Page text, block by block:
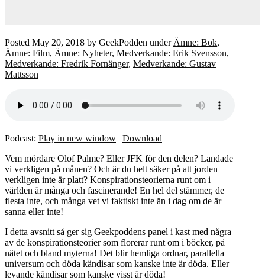
Posted May 20, 2018 by GeekPodden under Ämne: Bok,
Ämne: Film, Ämne: Nyheter, Medverkande: Erik Svensson,
Medverkande: Fredrik Fornänger, Medverkande: Gustav
Mattsson
Podcast: Play in new window | Download
Vem mördare Olof Palme? Eller JFK för den delen? Landade
vi verkligen på månen? Och är du helt säker på att jorden
verkligen inte är platt? Konspirationsteorierna runt om i
världen är många och fascinerande! En hel del stämmer, de
flesta inte, och många vet vi faktiskt inte än i dag om de är
sanna eller inte!
I detta avsnitt så ger sig Geekpoddens panel i kast med några
av de konspirationsteorier som florerar runt om i böcker, på
nätet och bland myterna! Det blir hemliga ordnar, parallella
universum och döda kändisar som kanske inte är döda. Eller
levande kändisar som kanske visst är döda!